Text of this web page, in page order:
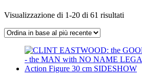
Visualizzazione di 1-20 di 61 risultati
più